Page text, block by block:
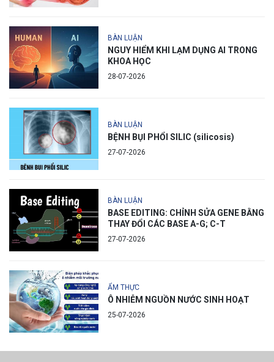
BÀN LUẬN
NGUY HIỂM KHI LẠM DỤNG AI TRONG
KHOA HỌC
28-07-2026
BÀN LUẬN
BỆNH BỤI PHỔI SILIC (silicosis)
27-07-2026
BÀN LUẬN
BASE EDITING: CHỈNH SỬA GENE BẰNG
THAY ĐỔI CÁC BASE A-G; C-T
27-07-2026
ẨM THỰC
Ô NHIỄM NGUỒN NƯỚC SINH HOẠT
25-07-2026